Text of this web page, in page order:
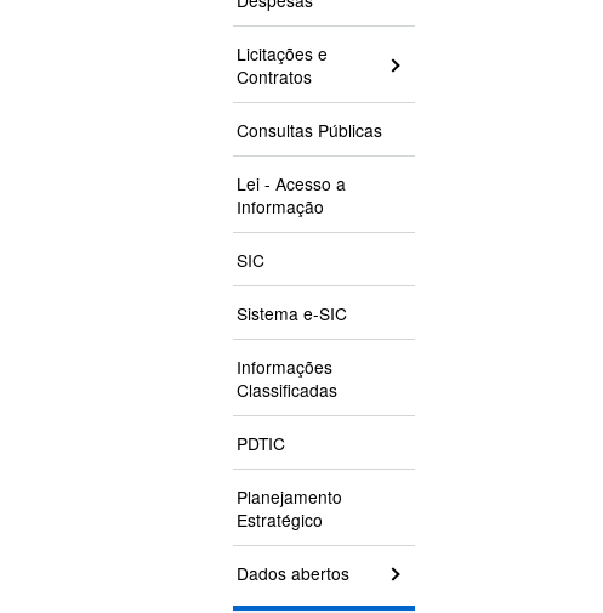
Licitações e
Contratos
Consultas Públicas
Lei - Acesso a
Informação
SIC
Sistema e-SIC
Informações
Classificadas
PDTIC
Planejamento
Estratégico
Dados abertos